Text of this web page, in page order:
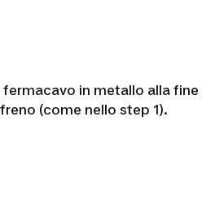
in metallo alla fine
(come nello step 1).